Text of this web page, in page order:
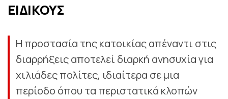
ΕΙΔΙΚΟΥΣ
Η προστασία της κατοικίας απέναντι στις
διαρρήξεις αποτελεί διαρκή ανησυχία για
χιλιάδες πολίτες, ιδιαίτερα σε μια
περίοδο όπου τα περιστατικά κλοπών